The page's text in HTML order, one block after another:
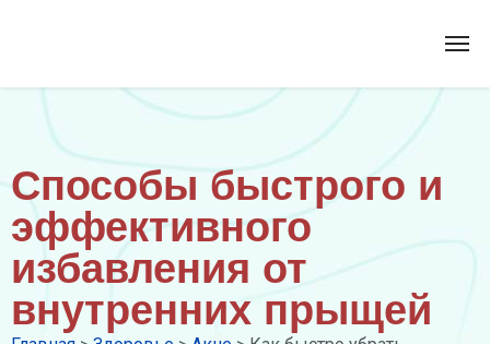
Способы быстрого и
эффективного
избавления от
внутренних прыщей